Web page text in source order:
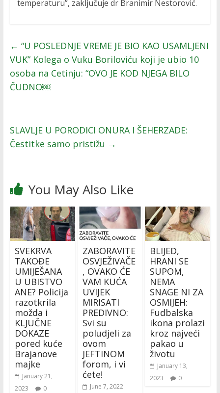
temperaturu”, zaključuje dr Branimir Nestorović.
← “U POSLEDNJE VREME JE BIO KAO USAMLJENI
VUK” Kolega o Vuku Boriloviću koji je ubio 10
osoba na Cetinju: “OVO JE KOD NJEGA BILO
ČUDNO￼
SLAVLJE U PORODICI ONURA I ŠEHERZADE:
Čestitke samo pristižu →
You May Also Like
SVEKRVA
TAKOĐE
UMIJEŠANA
U UBISTVO
ANE? Policija
razotkrila
možda i
KLJUČNE
DOKAZE
pored kuće
Brajanove
majke
January 21,
2023
0
ZABORAVITE
OSVJEŽIVAČE
, OVAKO ĆE
VAM KUĆA
UVIJEK
MIRISATI
PREDIVNO:
Svi su
poludjeli za
ovom
JEFTINOM
forom, i vi
ćete!
June 7, 2022
BLIJED,
HRANI SE
SUPOM,
NEMA
SNAGE NI ZA
OSMIJEH:
Fudbalska
ikona prolazi
kroz najveći
pakao u
životu
January 13,
2023
0